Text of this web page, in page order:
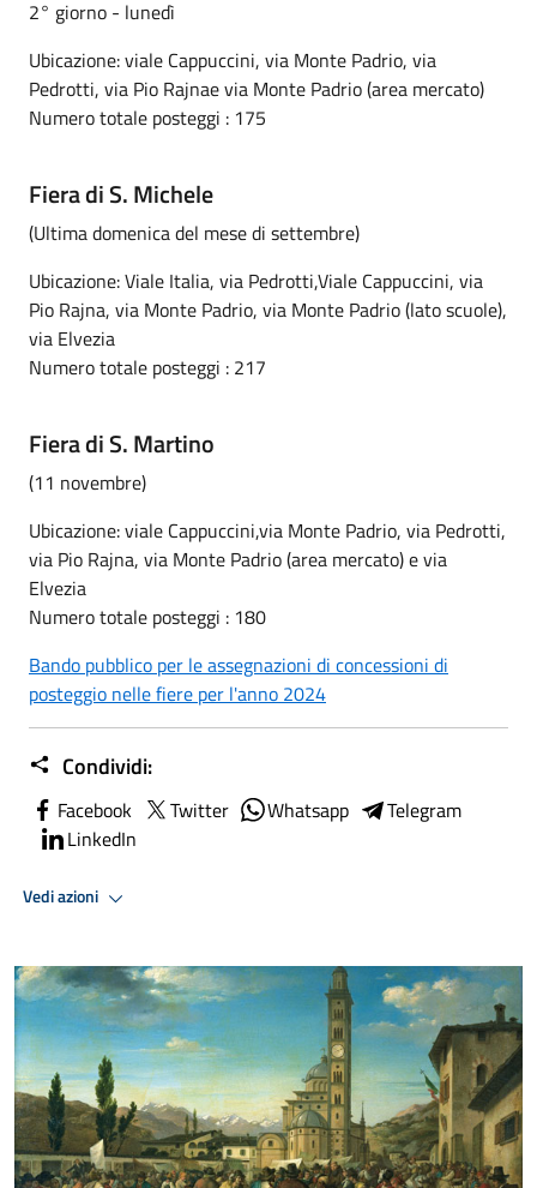
2° giorno - lunedì
Ubicazione: viale Cappuccini, via Monte Padrio, via
Pedrotti, via Pio Rajnae via Monte Padrio (area mercato)
Numero totale posteggi : 175
Fiera di S. Michele
(Ultima domenica del mese di settembre)
Ubicazione: Viale Italia, via Pedrotti,Viale Cappuccini, via
Pio Rajna, via Monte Padrio, via Monte Padrio (lato scuole),
via Elvezia
Numero totale posteggi : 217
Fiera di S. Martino
(11 novembre)
Ubicazione: viale Cappuccini,via Monte Padrio, via Pedrotti,
via Pio Rajna, via Monte Padrio (area mercato) e via
Elvezia
Numero totale posteggi : 180
Bando pubblico per le assegnazioni di concessioni di
posteggio nelle fiere per l'anno 2024
Condividi:
Facebook Twitter Whatsapp
Telegram
LinkedIn
Vedi azioni